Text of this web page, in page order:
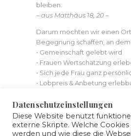
bleiben.
– aus Matthäus 18, 20 –
Darum möchten wir einen
Begegnung schaffen, an dem
• Gemeinschaft gelebt wird
• Frauen Wertschätzung
• Sich jede Frau ganz
• Lobpreis & Anbetung
kann
• wir füreinander beten
Datenschutzeinstellungen
Diese Website benutzt
externe Skripte. Welche
werden und wie diese die